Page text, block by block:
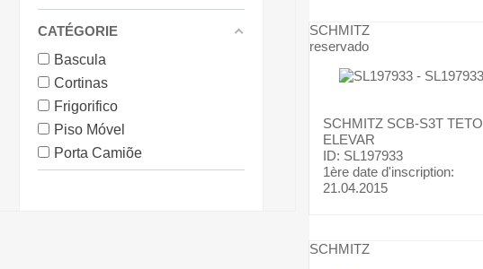
CATÉGORIE
Bascula
Cortinas
Frigorifico
Piso Móvel
Porta Camiõe
SCHMITZ
reservado
SCHMITZ SCB-S3T TETO
ELEVAR
ID: SL197933
1ère date d'inscription:
21.04.2015
SCHMITZ